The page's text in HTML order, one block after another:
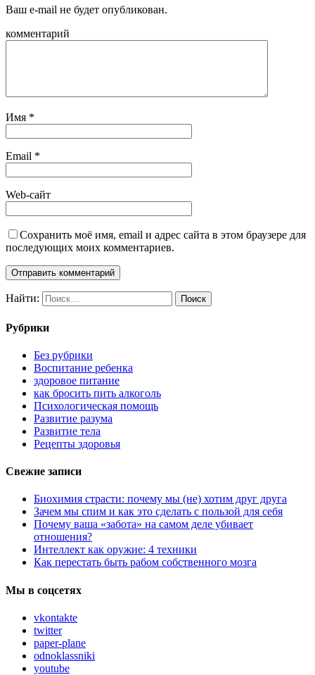
Ваш e-mail не будет опубликован.
комментарий
Имя *
Email *
Web-сайт
Сохранить моё имя, email и адрес сайта в этом браузере для
последующих моих комментариев.
Найти:
Рубрики
Без рубрики
Воспитание ребенка
здоровое питание
как бросить пить алкоголь
Психологическая помощь
Развитие разума
Развитие тела
Рецепты здоровья
Свежие записи
Биохимия страсти: почему мы (не) хотим друг друга
Зачем мы спим и как это сделать с пользой для себя
Почему ваша «забота» на самом деле убивает
отношения?
Интеллект как оружие: 4 техники
Как перестать быть рабом собственного мозга
Мы в соцсетях
vkontakte
twitter
paper-plane
odnoklassniki
youtube